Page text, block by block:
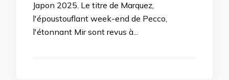
Japon 2025. Le titre de Marquez,
l'époustouflant week-end de Pecco,
l'étonnant Mir sont revus à...